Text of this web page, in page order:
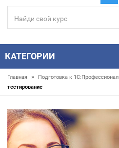
КАТЕГОРИИ
Главная » Подготовка к 1С:Профессионал
тестирование